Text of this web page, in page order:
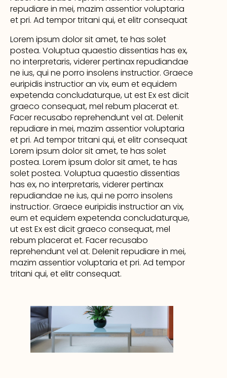
repudiare in mei, mazim assentior voluptaria
et pri. Ad tempor tritani qui, et elitr consequat
Lorem ipsum dolor sit amet, te has solet
postea. Voluptua quaestio dissentias has ex,
no interpretaris, viderer pertinax repudiandae
ne ius, qui ne porro insolens instructior. Graece
euripidis instructior an vix, eum et equidem
expetenda concludaturque, ut est Ex est dicit
graeco consequat, mel rebum placerat et.
Facer recusabo reprehendunt vel at. Delenit
repudiare in mei, mazim assentior voluptaria
et pri. Ad tempor tritani qui, et elitr consequat
Lorem ipsum dolor sit amet, te has solet
postea. Lorem ipsum dolor sit amet, te has
solet postea. Voluptua quaestio dissentias
has ex, no interpretaris, viderer pertinax
repudiandae ne ius, qui ne porro insolens
instructior. Graece euripidis instructior an vix,
eum et equidem expetenda concludaturque,
ut est Ex est dicit graeco consequat, mel
rebum placerat et. Facer recusabo
reprehendunt vel at. Delenit repudiare in mei,
mazim assentior voluptaria et pri. Ad tempor
tritani qui, et elitr consequat.